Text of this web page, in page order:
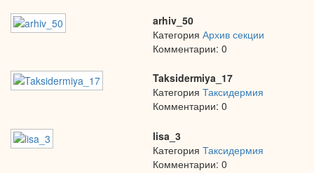
arhiv_50
Категория Архив секции
Комментарии: 0
Taksidermiya_17
Категория Таксидермия
Комментарии: 0
lisa_3
Категория Таксидермия
Комментарии: 0